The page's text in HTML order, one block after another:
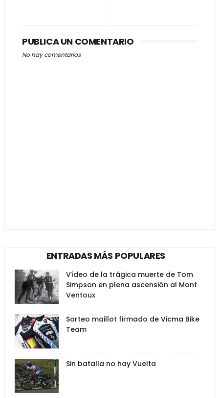
PUBLICA UN COMENTARIO
No hay comentarios
ENTRADAS MÁS POPULARES
Vídeo de la trágica muerte de Tom
Simpson en plena ascensión al Mont
Ventoux
Sorteo maillot firmado de Vicma Bike
Team
Sin batalla no hay Vuelta